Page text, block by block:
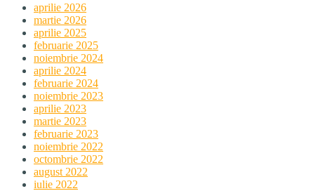
aprilie 2026
martie 2026
aprilie 2025
februarie 2025
noiembrie 2024
aprilie 2024
februarie 2024
noiembrie 2023
aprilie 2023
martie 2023
februarie 2023
noiembrie 2022
octombrie 2022
august 2022
iulie 2022